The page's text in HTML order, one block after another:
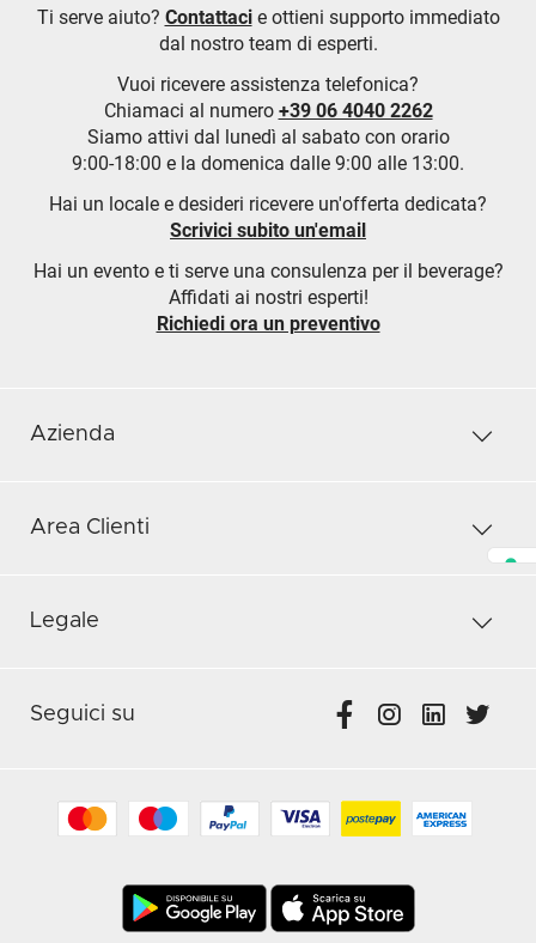
Ti serve aiuto? Contattacie ottieni supporto immediato
dal nostro team di esperti.
Vuoi ricevere assistenza telefonica?
Chiamaci al numero +39 06 4040 2262
Siamo attivi dal lunedì al sabato con orario
9:00-18:00 e la domenica dalle 9:00 alle 13:00.
Hai un locale e desideri ricevere un'offerta dedicata?
Scrivici subito un'email
Hai un evento e ti serve una consulenza per il beverage?
Affidati ai nostri esperti!
Richiedi ora un preventivo
Azienda
Area Clienti
Legale
Seguici su